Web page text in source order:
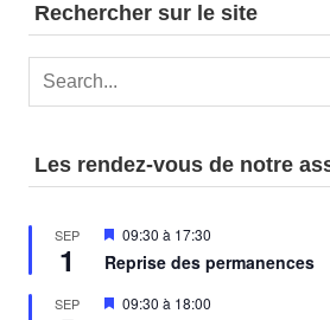
Rechercher sur le site
Les rendez-vous de notre
SEP
1
Mis
avant
09:30 à 17:30
Reprise des permanences
SEP
Mis
09:30 à 18:00